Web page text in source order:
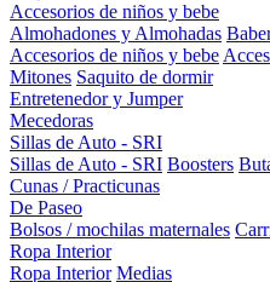
Accesorios de niños y bebe
Almohadones y Almohadas
Accesorios de niños y bebe
Mitones Saquito de dormir
Entretenedor y Jumper
Mecedoras
Sillas de Auto - SRI
Sillas de Auto - SRI Boosters
Cunas / Practicunas
De Paseo
Bolsos / mochilas maternales
Ropa Interior
Ropa Interior Medias